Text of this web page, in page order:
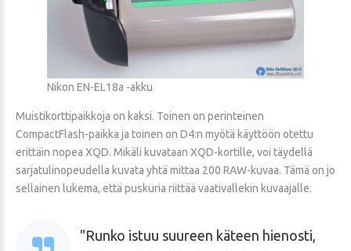
Nikon EN-EL18a -akku
Muistikorttipaikkoja on kaksi. Toinen on perinteinen
CompactFlash-paikka ja toinen on D4:n myötä käyttöön otettu
erittäin nopea XQD. Mikäli kuvataan XQD-kortille, voi täydellä
sarjatulinopeudella kuvata yhtä mittaa 200 RAW-kuvaa. Tämä on jo
sellainen lukema, että puskuria riittää vaativallekin kuvaajalle.
Runko istuu suureen käteen hienosti,